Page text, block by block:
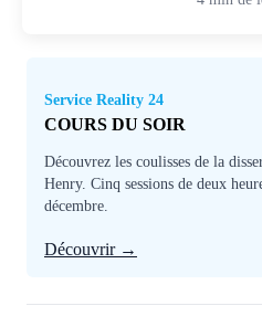
Service Reality 24
COURS DU SOIR
Découvrez les coulisses de la
Henry. Cinq sessions de deux
décembre.
Découvrir →